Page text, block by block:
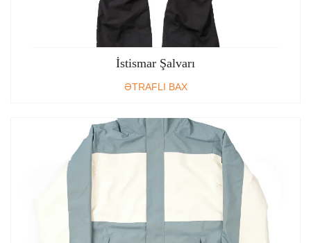
İstismar Şalvarı
ƏTRAFLI BAX